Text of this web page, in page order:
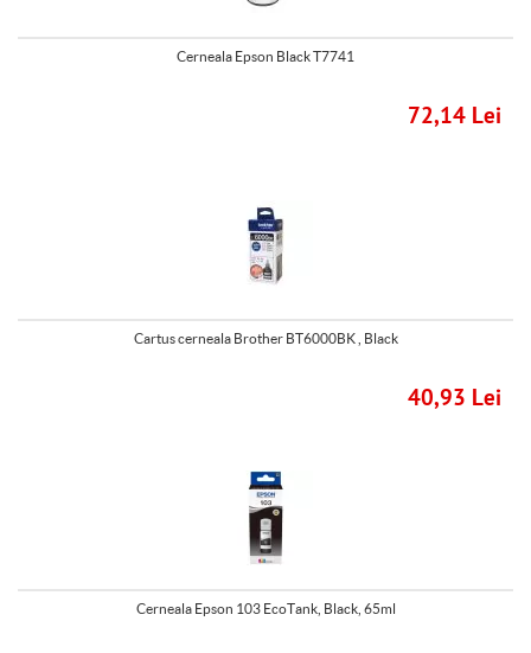
Cerneala Epson Black T7741
72,14 Lei
Cartus cerneala Brother BT6000BK , Black
40,93 Lei
Cerneala Epson 103 EcoTank, Black, 65ml